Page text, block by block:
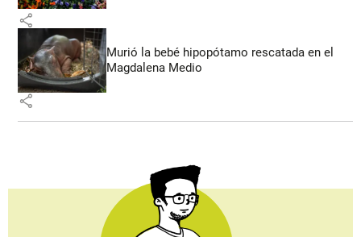
share
Murió la bebé hipopótamo rescatada en el
Magdalena Medio
share